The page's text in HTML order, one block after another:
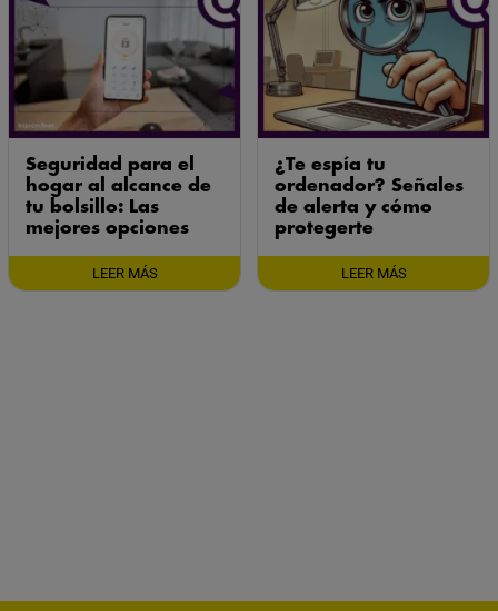
Seguridad para el
hogar al alcance de
tu bolsillo: Las
mejores opciones
LEER MÁS
¿Te espía tu
ordenador? Señales
de alerta y cómo
protegerte
LEER MÁS